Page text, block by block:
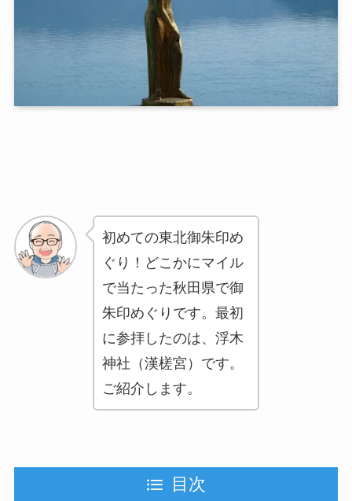
初めての東北御朱印め
ぐり！どこかにマイル
で当たった秋田県で御
朱印めぐりです。最初
に参拝したのは、浮木
神社（漢槎宮）です。
ご紹介します。
目次